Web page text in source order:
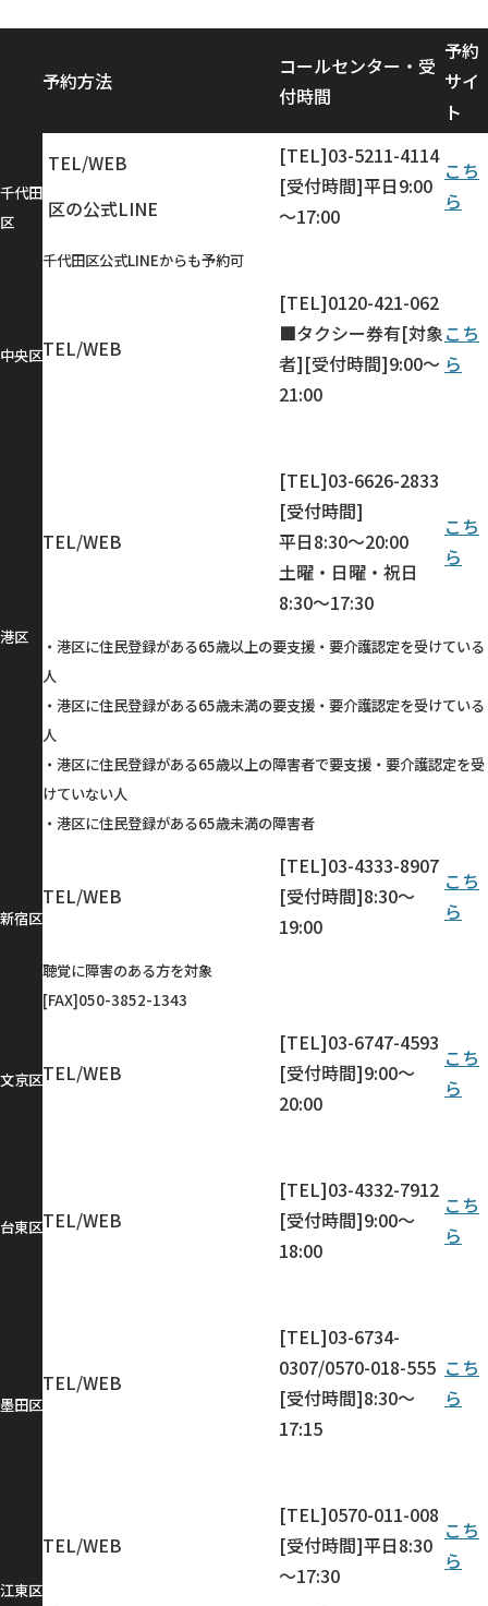
予約方法
コールセンター・ 受
付時間
予約
サイ
ト
千代田
区
TEL/WEB
区の公式LINE
[TEL]03-5211-4114
[受付時間]平日9:00
～17:00
こち
ら
千代田区公式LINEからも予約可
中央区TEL/WEB
[TEL]0120-421-062
■タクシー券有[対象
者][受付時間]9:00～
21:00
こち
ら
港区
TEL/WEB
[TEL]03-6626-2833
[受付時間]
平日8:30～20:00
土曜・日曜・祝日
8:30～17:30
こち
ら
・港区に住民登録がある65歳以上の要支援・要介護認定を受けている
人
・港区に住民登録がある65歳未満の要支援・要介護認定を受けている
人
・港区に住民登録がある65歳以上の障害者で要支援・要介護認定を受
けていない人
・港区に住民登録がある65歳未満の障害者
新宿区
TEL/WEB
[TEL]03-4333-8907
[受付時間]8:30～
19:00
こち
ら
聴覚に障害のある方を対象
[FAX]050-3852-1343
文京区TEL/WEB
[TEL]03-6747-4593
[受付時間]9:00～
20:00
こち
ら
台東区TEL/WEB
[TEL]03-4332-7912
[受付時間]9:00～
18:00
こち
ら
墨田区
TEL/WEB
[TEL]03-6734-
0307/0570-018-555
[受付時間]8:30～
17:15
こち
ら
江東区
TEL/WEB
[TEL]0570-011-008
[受付時間]平日8:30
～17:30
こち
ら